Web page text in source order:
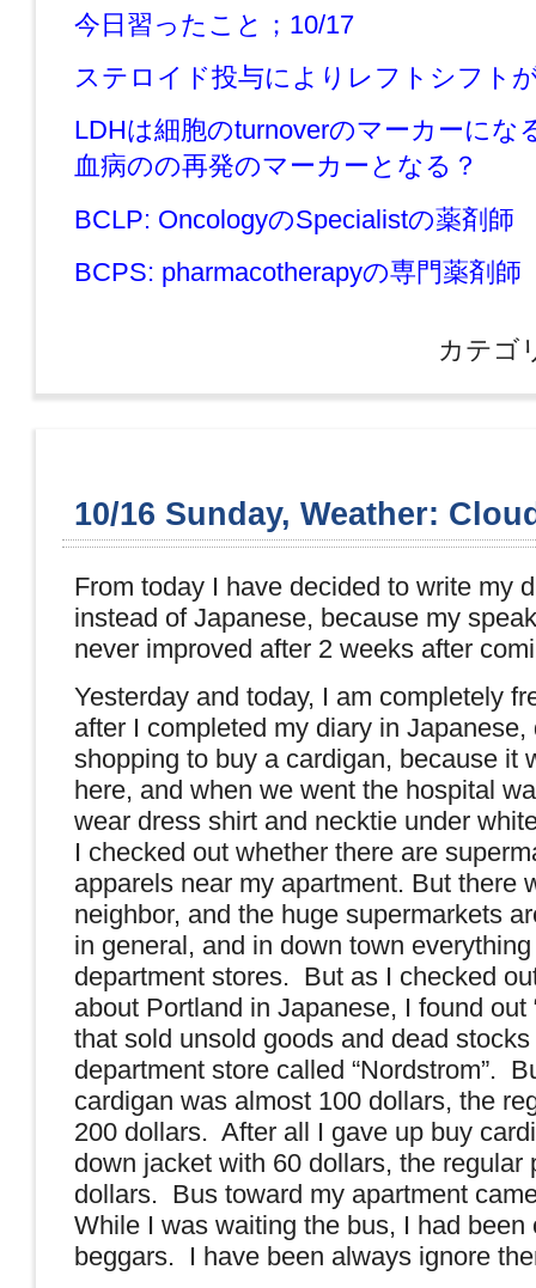
今日習ったこと；10/17
ステロイド投与によりレフトシフト
LDHは細胞のturnoverのマーカーにな
血病のの再発のマーカーとなる？
BCLP: OncologyのSpecialistの薬剤師
BCPS: pharmacotherapyの専門薬剤師
カテゴ
10/16 Sunday, Weather:
From today I have decided to write my
instead of Japanese, because my
never improved after 2 weeks after
Yesterday and today, I am completely
after I completed my diary in Japanese,
shopping to buy a cardigan, because it
here, and when we went the hospital
wear dress shirt and necktie under
I checked out whether there are
apparels near my apartment. But there
neighbor, and the huge supermarkets
in general, and in down town
department stores. But as I checked
about Portland in Japanese, I found out
that sold unsold goods and dead
department store called “Nordstrom”.
cardigan was almost 100 dollars, the
200 dollars. After all I gave up buy
down jacket with 60 dollars, the regular
dollars. Bus toward my apartment
While I was waiting the bus, I had been
beggars. I have been always ignore